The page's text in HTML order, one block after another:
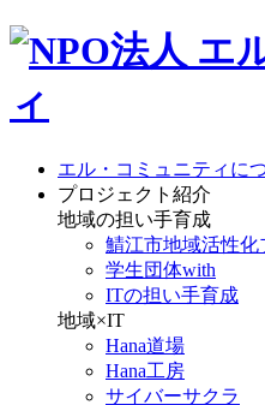
エル・コミュニティに
プロジェクト紹介
地域の担い手育成
鯖江市地域活性化
学生団体with
ITの担い手育成
地域×IT
Hana道場
Hana工房
サイバーサクラ